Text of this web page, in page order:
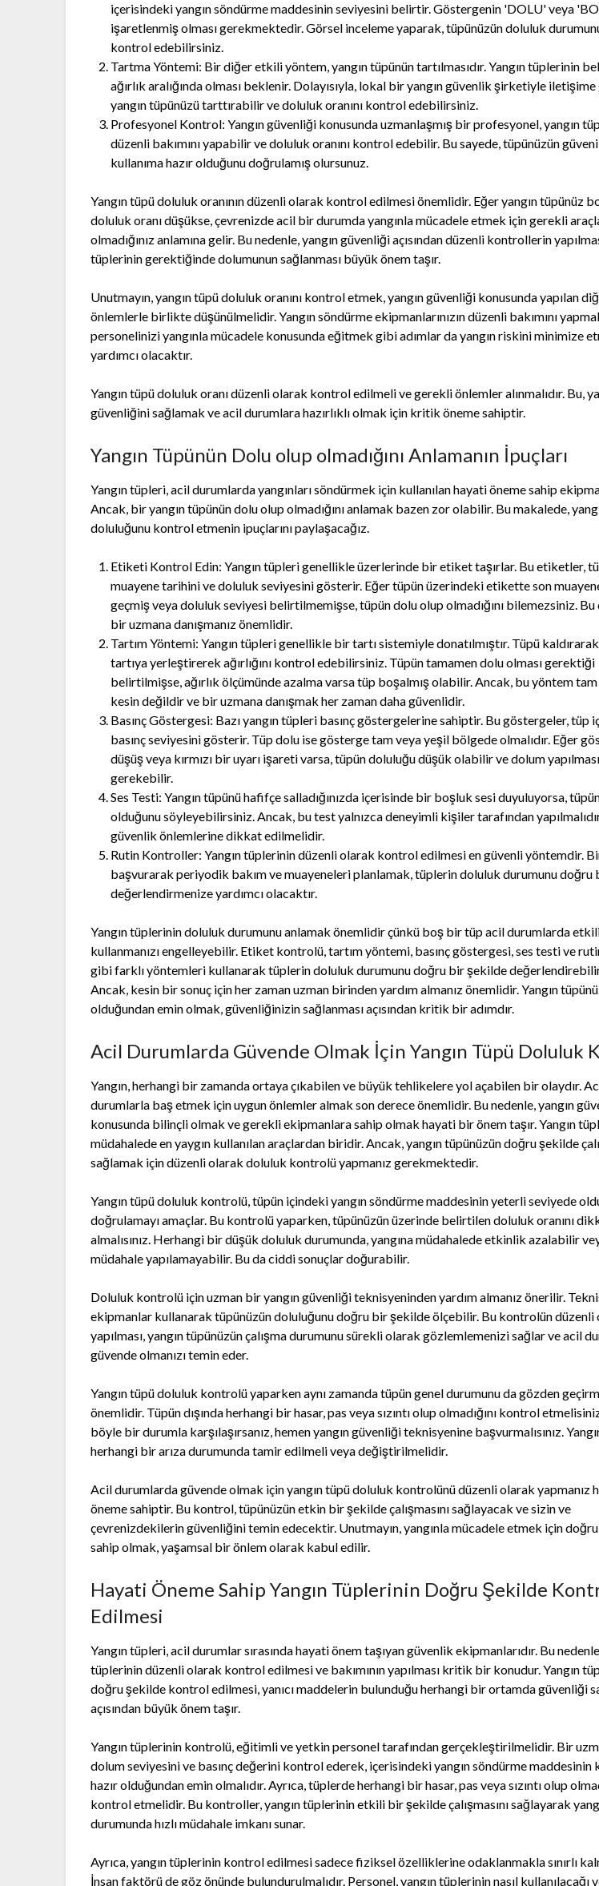
içerisindeki yangın söndürme maddesinin seviyesini belirtir. Göstergenin 'DOLU' veya
işaretlenmiş olması gerekmektedir. Görsel inceleme yaparak, tüpünüzün doluluk
kontrol edebilirsiniz.
Tartma Yöntemi: Bir diğer etkili yöntem, yangın tüpünün tartılmasıdır. Yangın tüplerinin
ağırlık aralığında olması beklenir. Dolayısıyla, lokal bir yangın güvenlik şirketiyle
yangın tüpünüzü tarttırabilir ve doluluk oranını kontrol edebilirsiniz.
Profesyonel Kontrol: Yangın güvenliği konusunda uzmanlaşmış bir profesyonel, yangın
düzenli bakımını yapabilir ve doluluk oranını kontrol edebilir. Bu sayede, tüpünüzün
kullanıma hazır olduğunu doğrulamış olursunuz.
Yangın tüpü doluluk oranının düzenli olarak kontrol edilmesi önemlidir. Eğer yangın tüpünüz
doluluk oranı düşükse, çevrenizde acil bir durumda yangınla mücadele etmek için gerekli
olmadığınız anlamına gelir. Bu nedenle, yangın güvenliği açısından düzenli kontrollerin
tüplerinin gerektiğinde dolumunun sağlanması büyük önem taşır.
Unutmayın, yangın tüpü doluluk oranını kontrol etmek, yangın güvenliği konusunda yapılan
önlemlerle birlikte düşünülmelidir. Yangın söndürme ekipmanlarınızın düzenli bakımını
personelinizi yangınla mücadele konusunda eğitmek gibi adımlar da yangın riskini minimize
yardımcı olacaktır.
Yangın tüpü doluluk oranı düzenli olarak kontrol edilmeli ve gerekli önlemler alınmalıdır. Bu,
güvenliğini sağlamak ve acil durumlara hazırlıklı olmak için kritik öneme sahiptir.
Yangın Tüpünün Dolu olup olmadığını Anlamanın İpuçları
Yangın tüpleri, acil durumlarda yangınları söndürmek için kullanılan hayati öneme sahip
Ancak, bir yangın tüpünün dolu olup olmadığını anlamak bazen zor olabilir. Bu makalede,
doluluğunu kontrol etmenin ipuçlarını paylaşacağız.
Etiketi Kontrol Edin: Yangın tüpleri genellikle üzerlerinde bir etiket taşırlar. Bu etiketler,
muayene tarihini ve doluluk seviyesini gösterir. Eğer tüpün üzerindeki etikette son
geçmiş veya doluluk seviyesi belirtilmemişse, tüpün dolu olup olmadığını bilemezsiniz. Bu
bir uzmana danışmanız önemlidir.
Tartım Yöntemi: Yangın tüpleri genellikle bir tartı sistemiyle donatılmıştır. Tüpü
tartıya yerleştirerek ağırlığını kontrol edebilirsiniz. Tüpün tamamen dolu olması gerektiği
belirtilmişse, ağırlık ölçümünde azalma varsa tüp boşalmış olabilir. Ancak, bu yöntem
kesin değildir ve bir uzmana danışmak her zaman daha güvenlidir.
Basınç Göstergesi: Bazı yangın tüpleri basınç göstergelerine sahiptir. Bu göstergeler, tüp
basınç seviyesini gösterir. Tüp dolu ise gösterge tam veya yeşil bölgede olmalıdır. Eğer
düşüş veya kırmızı bir uyarı işareti varsa, tüpün doluluğu düşük olabilir ve dolum yapılması
gerekebilir.
Ses Testi: Yangın tüpünü hafifçe salladığınızda içerisinde bir boşluk sesi duyuluyorsa,
olduğunu söyleyebilirsiniz. Ancak, bu test yalnızca deneyimli kişiler tarafından
güvenlik önlemlerine dikkat edilmelidir.
Rutin Kontroller: Yangın tüplerinin düzenli olarak kontrol edilmesi en güvenli yöntemdir.
başvurarak periyodik bakım ve muayeneleri planlamak, tüplerin doluluk durumunu doğru
değerlendirmenize yardımcı olacaktır.
Yangın tüplerinin doluluk durumunu anlamak önemlidir çünkü boş bir tüp acil durumlarda
kullanmanızı engelleyebilir. Etiket kontrolü, tartım yöntemi, basınç göstergesi, ses testi ve
gibi farklı yöntemleri kullanarak tüplerin doluluk durumunu doğru bir şekilde
Ancak, kesin bir sonuç için her zaman uzman birinden yardım almanız önemlidir. Yangın
olduğundan emin olmak, güvenliğinizin sağlanması açısından kritik bir adımdır.
Acil Durumlarda Güvende Olmak İçin Yangın Tüpü Doluluk
Yangın, herhangi bir zamanda ortaya çıkabilen ve büyük tehlikelere yol açabilen bir olaydır.
durumlarla baş etmek için uygun önlemler almak son derece önemlidir. Bu nedenle, yangın
konusunda bilinçli olmak ve gerekli ekipmanlara sahip olmak hayati bir önem taşır. Yangın
müdahalede en yaygın kullanılan araçlardan biridir. Ancak, yangın tüpünüzün doğru şekilde
sağlamak için düzenli olarak doluluk kontrolü yapmanız gerekmektedir.
Yangın tüpü doluluk kontrolü, tüpün içindeki yangın söndürme maddesinin yeterli seviyede
doğrulamayı amaçlar. Bu kontrolü yaparken, tüpünüzün üzerinde belirtilen doluluk oranını
almalısınız. Herhangi bir düşük doluluk durumunda, yangına müdahalede etkinlik azalabilir
müdahale yapılamayabilir. Bu da ciddi sonuçlar doğurabilir.
Doluluk kontrolü için uzman bir yangın güvenliği teknisyeninden yardım almanız önerilir.
ekipmanlar kullanarak tüpünüzün doluluğunu doğru bir şekilde ölçebilir. Bu kontrolün düzenli
yapılması, yangın tüpünüzün çalışma durumunu sürekli olarak gözlemlemenizi sağlar ve acil
güvende olmanızı temin eder.
Yangın tüpü doluluk kontrolü yaparken aynı zamanda tüpün genel durumunu da gözden
önemlidir. Tüpün dışında herhangi bir hasar, pas veya sızıntı olup olmadığını kontrol
böyle bir durumla karşılaşırsanız, hemen yangın güvenliği teknisyenine başvurmalısınız.
herhangi bir arıza durumunda tamir edilmeli veya değiştirilmelidir.
Acil durumlarda güvende olmak için yangın tüpü doluluk kontrolünü düzenli olarak yapmanız
öneme sahiptir. Bu kontrol, tüpünüzün etkin bir şekilde çalışmasını sağlayacak ve sizin ve
çevrenizdekilerin güvenliğini temin edecektir. Unutmayın, yangınla mücadele etmek için
sahip olmak, yaşamsal bir önlem olarak kabul edilir.
Hayati Öneme Sahip Yangın Tüplerinin Doğru Şekilde
Edilmesi
Yangın tüpleri, acil durumlar sırasında hayati önem taşıyan güvenlik ekipmanlarıdır. Bu
tüplerinin düzenli olarak kontrol edilmesi ve bakımının yapılması kritik bir konudur. Yangın
doğru şekilde kontrol edilmesi, yanıcı maddelerin bulunduğu herhangi bir ortamda güvenliği
açısından büyük önem taşır.
Yangın tüplerinin kontrolü, eğitimli ve yetkin personel tarafından gerçekleştirilmelidir. Bir
dolum seviyesini ve basınç değerini kontrol ederek, içerisindeki yangın söndürme maddesinin
hazır olduğundan emin olmalıdır. Ayrıca, tüplerde herhangi bir hasar, pas veya sızıntı olup
kontrol etmelidir. Bu kontroller, yangın tüplerinin etkili bir şekilde çalışmasını sağlayarak
durumunda hızlı müdahale imkanı sunar.
Ayrıca, yangın tüplerinin kontrol edilmesi sadece fiziksel özelliklerine odaklanmakla sınırlı
İnsan faktörü de göz önünde bulundurulmalıdır. Personel, yangın tüplerinin nasıl kullanılacağı